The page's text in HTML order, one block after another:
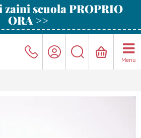
zaini scuola PROPRIO
ORA >>
Menu